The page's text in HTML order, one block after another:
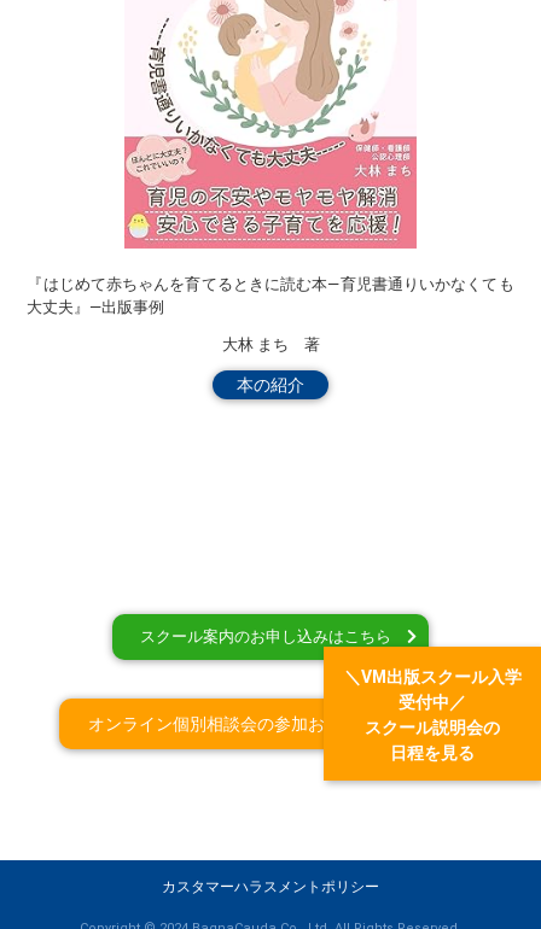
＼VM出版スクール入学
受付中／
スクール説明会の
日程を見る
『はじめて赤ちゃんを育てるときに読む本―育児書通りいかなくても
大丈夫』―出版事例
大林 まち 著
本の紹介
スクール案内のお申し込みはこちら
オンライン個別相談会の参加お申込みはこちら
カスタマーハラスメントポリシー